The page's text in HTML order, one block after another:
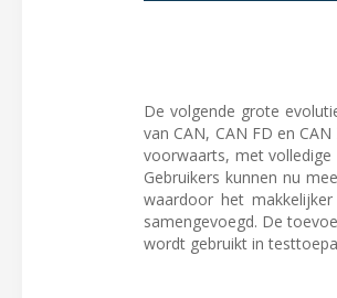
De volgende grote
van CAN, CAN FD en
voorwaarts, met
Gebruikers kunnen nu
waardoor het
samengevoegd. De
wordt gebruikt in